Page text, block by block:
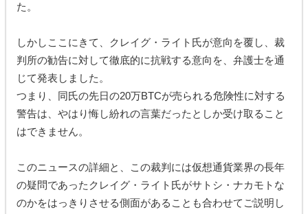
た。
しかしここにきて、クレイグ・ライト氏が意向を覆し、裁
判所の勧告に対して徹底的に抗戦する意向を、弁護士を通
じて発表しました。
つまり、同氏の先日の20万BTCが売られる危険性に対する
警告は、やはり悔し紛れの言葉だったとしか受け取ること
はできません。
このニュースの詳細と、この裁判には仮想通貨業界の長年
の疑問であったクレイグ・ライト氏がサトシ・ナカモトな
のかをはっきりさせる側面があることも合わせてご説明し